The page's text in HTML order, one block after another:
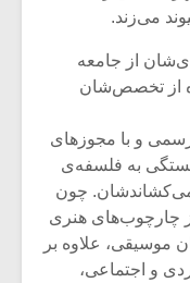
می‌زند.
از جامعه
از تخصص‌شان
و با مجوزهای
به فلسفه‌ی
چون
چارچوب‌های هنری
موسیقی، علاوه بر
و اجتماعی،
موریس ژار